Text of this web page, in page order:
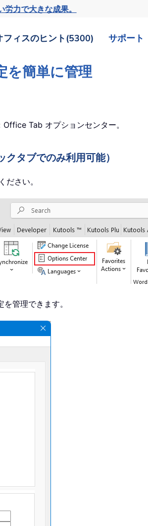
労力で大きな成果。
フィスのヒント(5300) サポート
を簡単に管理
Tab オプションセンター。
タブでのみ利用可能）
ださい。
管理できます。